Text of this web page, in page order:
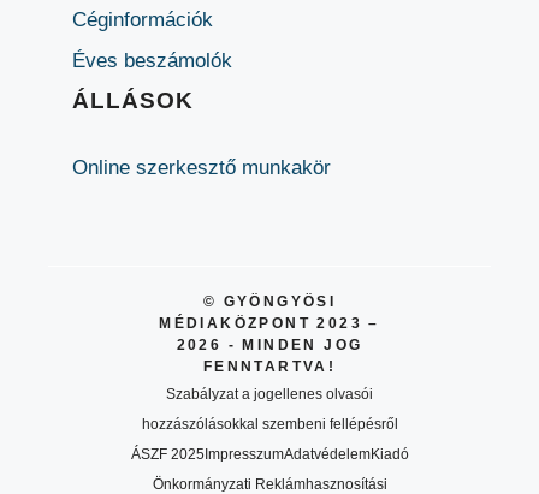
Céginformációk
Éves beszámolók
ÁLLÁSOK
Online szerkesztő munkakör
© GYÖNGYÖSI
MÉDIAKÖZPONT 2023 –
2026 - MINDEN JOG
FENNTARTVA!
Szabályzat a jogellenes olvasói
hozzászólásokkal szembeni fellépésről
ÁSZF 2025ImpresszumAdatvédelemKiadó
Önkormányzati Reklámhasznosítási